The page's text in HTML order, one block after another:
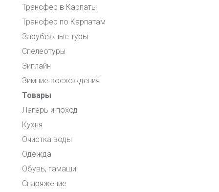
Трансфер в Карпаты
Трансфер по Карпатам
Зарубежные туры
Спелеотуры
Зиплайн
Зимние восхождения
Товары
Лагерь и поход
Кухня
Очистка воды
Одежда
Обувь, гамаши
Снаряжение